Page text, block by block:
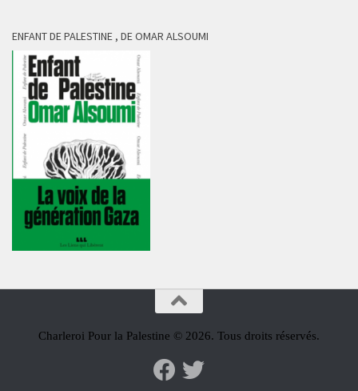
ENFANT DE PALESTINE , DE OMAR ALSOUMI
Charleroi Pour la Palestine © 2026. Tous droits réservés.